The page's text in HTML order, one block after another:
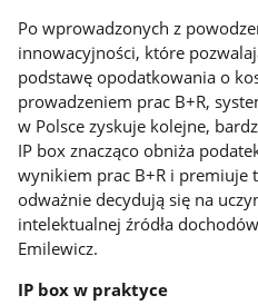
Po wprowadzonych z
innowacyjności, które
podstawę opodatkowania o
prowadzeniem prac B+R,
w Polsce zyskuje kolejne,
IP box znacząco obniża
wynikiem prac B+R i premiuje
odważnie decydują się na
intelektualnej źródła
Emilewicz.
IP box w praktyce